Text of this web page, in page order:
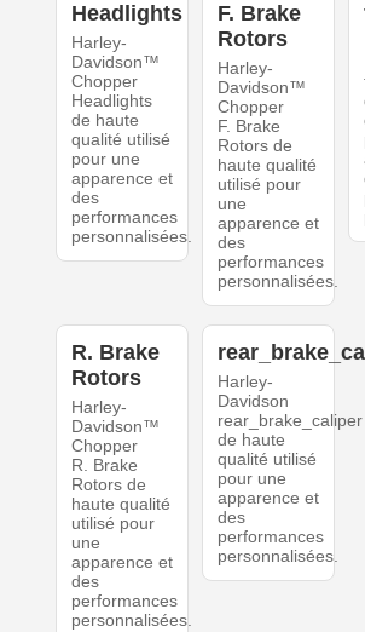
Headlights
Harley-
Davidson™
Chopper
Headlights
de haute
qualité utilisé
pour une
apparence et
des
performances
personnalisées.
F. Brake
Rotors
Harley-
Davidson™
Chopper
F. Brake
Rotors de
haute qualité
utilisé pour
une
apparence et
des
performances
personnalisées.
R. Brake
Rotors
Harley-
Davidson™
Chopper
R. Brake
Rotors de
haute qualité
utilisé pour
une
apparence et
des
performances
personnalisées.
Harley-
Davidson
rear_brake_caliper
de haute
qualité utilisé
pour une
apparence et
des
performances
personnalisées.